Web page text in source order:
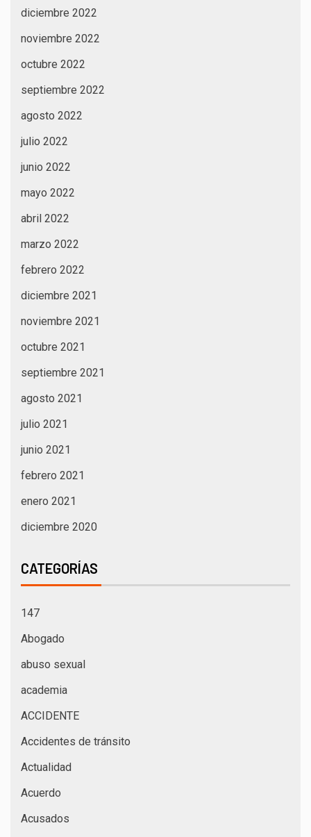
diciembre 2022
noviembre 2022
octubre 2022
septiembre 2022
agosto 2022
julio 2022
junio 2022
mayo 2022
abril 2022
marzo 2022
febrero 2022
diciembre 2021
noviembre 2021
octubre 2021
septiembre 2021
agosto 2021
julio 2021
junio 2021
febrero 2021
enero 2021
diciembre 2020
CATEGORÍAS
147
Abogado
abuso sexual
academia
ACCIDENTE
Accidentes de tránsito
Actualidad
Acuerdo
Acusados